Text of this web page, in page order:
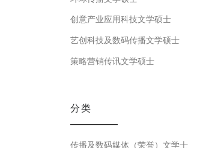
创意产业应用科技文学硕士
艺创科技及数码传播文学硕士
策略营销传讯文学硕士
分类
传播及数码媒体（荣誉）文学士